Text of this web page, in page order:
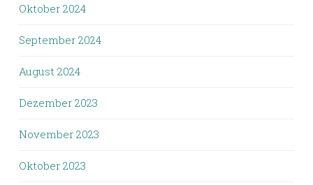
Oktober 2024
September 2024
August 2024
Dezember 2023
November 2023
Oktober 2023